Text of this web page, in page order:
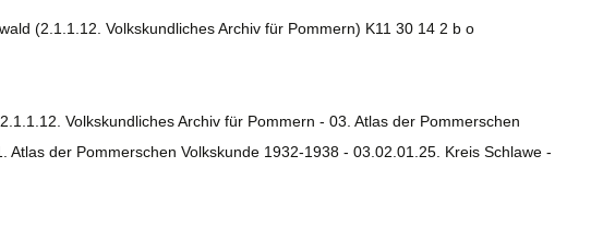
(2.1.1.12. Volkskundliches Archiv für Pommern) K11 30 14 2 b o
Volkskundliches Archiv für Pommern - 03. Atlas der Pommerschen
Atlas der Pommerschen Volkskunde 1932-1938 - 03.02.01.25. Kreis Schlawe -